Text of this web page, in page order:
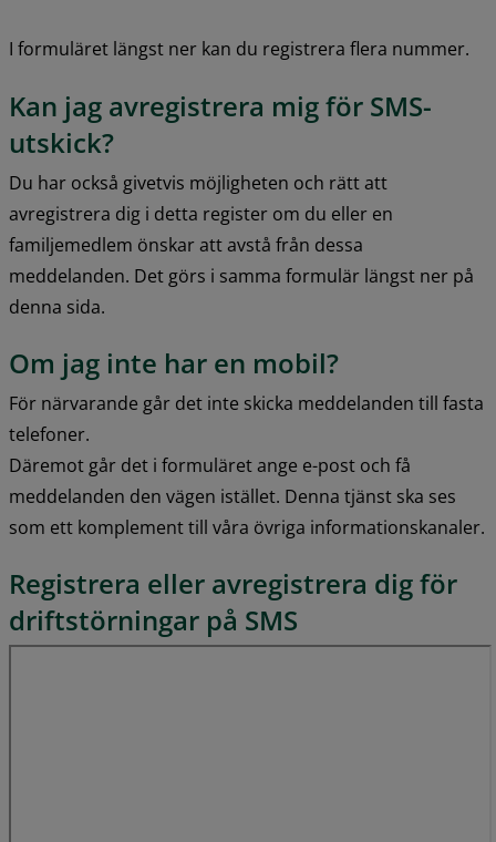
I formuläret längst ner kan du registrera flera nummer.
Kan jag avregistrera mig för SMS-
utskick?
Du har också givetvis möjligheten och rätt att
avregistrera dig i detta register om du eller en
familjemedlem önskar att avstå från dessa
meddelanden. Det görs i samma formulär längst ner på
denna sida.
Om jag inte har en mobil?
För närvarande går det inte skicka meddelanden till fasta
telefoner.
Däremot går det i formuläret ange e-post och få
meddelanden den vägen istället. Denna tjänst ska ses
som ett komplement till våra övriga informationskanaler.
Registrera eller avregistrera dig för
driftstörningar på SMS